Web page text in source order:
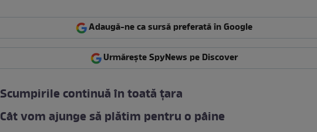
Adaugă-ne ca sursă preferată în Google
Urmărește SpyNews pe Discover
Scumpirile continuă în toată țara
Cât vom ajunge să plătim pentru o pâine